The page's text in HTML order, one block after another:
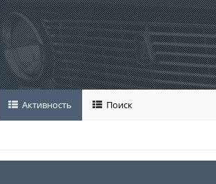
Активность Поиск